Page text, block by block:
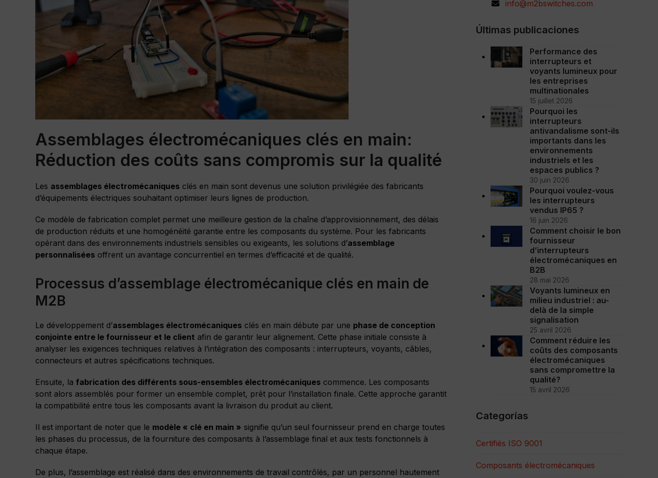
Assemblages électromécaniques clés en main:
Réduction des coûts sans compromis sur la qualité
Les assemblages électromécaniques clés en main sont devenus une solution privilégiée des fabricants
d’équipements électriques souhaitant optimiser leurs lignes de production.
Ce modèle de fabrication complet permet une meilleure gestion de la chaîne d’approvisionnement, des délais
de production réduits et une homogénéité garantie entre les composants du système. Pour les fabricants
opérant dans des environnements industriels sensibles ou exigeants, les solutions d’assemblage
personnalisées offrent un avantage concurrentiel en termes d’efficacité et de qualité.
Processus d’assemblage électromécanique clés en main de
M2B
Le développement d’assemblages électromécaniques clés en main débute par une phase de conception
conjointe entre le fournisseur et le client afin de garantir leur alignement. Cette phase initiale consiste à
analyser les exigences techniques relatives à l’intégration des composants : interrupteurs, voyants, câbles,
connecteurs et autres spécifications techniques.
Ensuite, la fabrication des différents sous-ensembles électromécaniques commence. Les composants
sont alors assemblés pour former un ensemble complet, prêt pour l’installation finale. Cette approche garantit
la compatibilité entre tous les composants avant la livraison du produit au client.
Il est important de noter que le modèle « clé en main » signifie qu’un seul fournisseur prend en charge toutes
les phases du processus, de la fourniture des composants à l’assemblage final et aux tests fonctionnels à
chaque étape.
De plus, l’assemblage est réalisé dans des environnements de travail contrôlés, par un personnel hautement
info@m2bswitches.com
Últimas publicaciones
Performance des
interrupteurs et
voyants lumineux pour
les entreprises
multinationales
15 juillet 2026
Pourquoi les
interrupteurs
antivandalisme sont-ils
importants dans les
environnements
industriels et les
espaces publics ?
30 juin 2026
Pourquoi voulez-vous
les interrupteurs
vendus IP65 ?
16 juin 2026
Comment choisir le bon
fournisseur
d’interrupteurs
électromécaniques en
B2B
28 mai 2026
Voyants lumineux en
milieu industriel : au-
delà de la simple
signalisation
25 avril 2026
Comment réduire les
coûts des composants
électromécaniques
sans compromettre la
qualité?
15 avril 2026
Categorías
Certifiés ISO 9001
Composants électromécaniques